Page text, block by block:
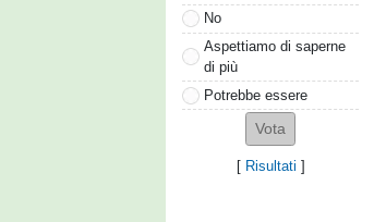
No
Aspettiamo di saperne
di più
Potrebbe essere
[ Risultati ]